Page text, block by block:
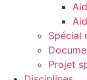
Spécial
Projet